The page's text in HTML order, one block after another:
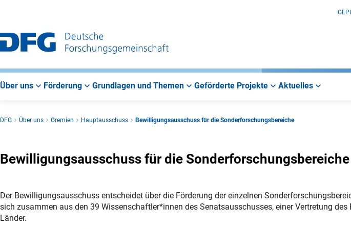
Über uns Förderung Grundlagen und Themen Geförderte Projekte Aktuelles
DFG Über uns Gremien Hauptausschuss Bewilligungsausschuss für die Sonderforschungsbereiche
Bewilligungsausschuss für die Sonderforschungsbereiche
Der Bewilligungsausschuss entscheidet über die Förderung der einzelnen
sich zusammen aus den 39 Wissenschaftler*innen des Senatsausschusses, einer Vertretung des
Länder.